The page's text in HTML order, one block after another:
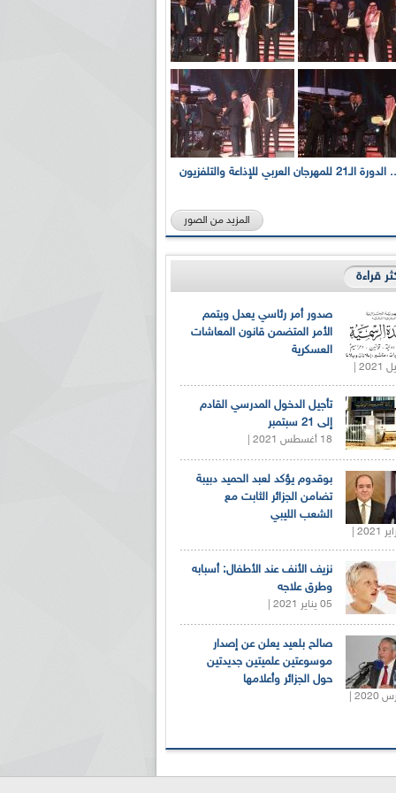
بالصور... الدورة الـ21 للمهرجان العربي للإذاعة والتلفزيون
المزيد من الصور
قراءة
صدور أمر رئاسي يعدل ويتمم
الأمر المتضمن قانون المعاشات
العسكرية
تأجيل الدخول المدرسي القادم
إلى 21 سبتمبر
18 أغسطس 2021 |
بوقدوم يؤكد لعبد الحميد دبيبة
تضامن الجزائر الثابت مع
الشعب الليبي
نزيف الأنف عند الأطفال: أسبابه
وطرق علاجه
05 يناير 2021 |
صالح بلعيد يعلن عن إصدار
موسوعتين علميتين جديدتين
حول الجزائر وأعلامها